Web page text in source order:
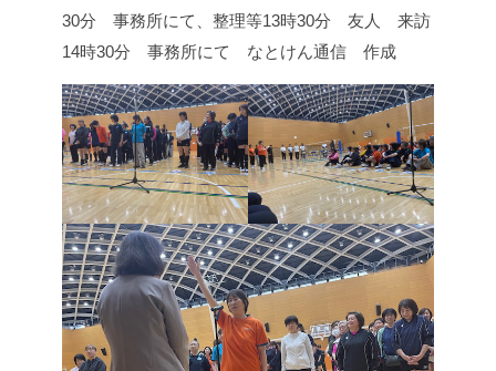
30分 事務所にて、整理等13時30分 友人 来訪
14時30分 事務所にて なとけん通信 作成